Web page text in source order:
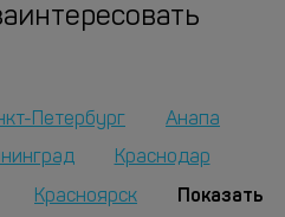
Петербург
Анапа
Краснодар
Красноярск
Показать